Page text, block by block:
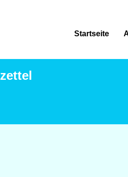
Startseite